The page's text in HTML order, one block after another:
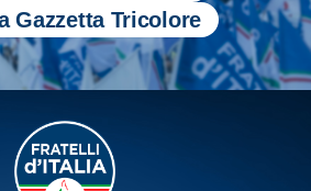
Gazzetta Tricolore